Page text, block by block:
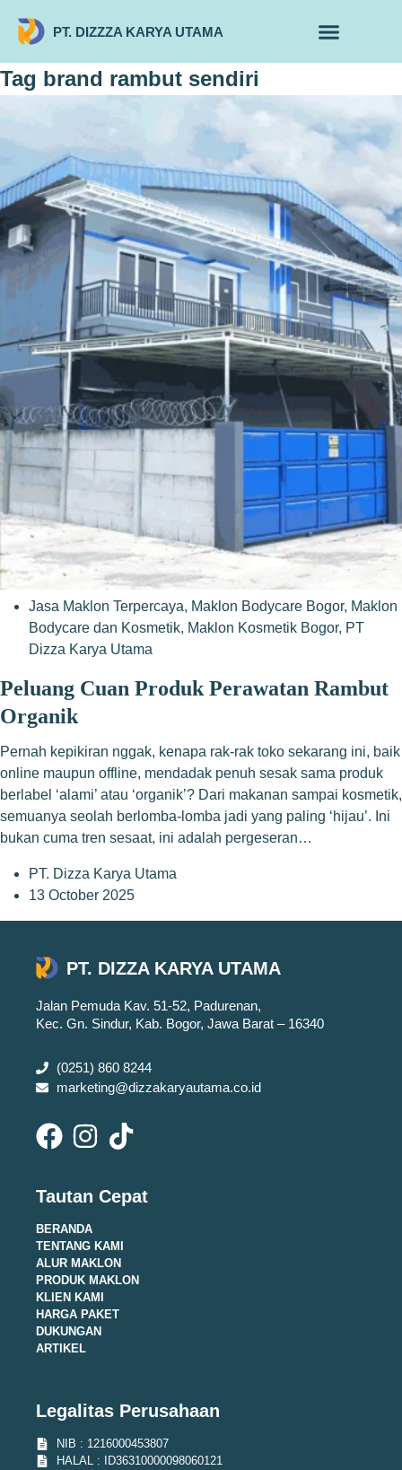
PT. DIZZZA KARYA UTAMA
Tag brand rambut sendiri
Jasa Maklon Terpercaya, Maklon Bodycare Bogor, Maklon
Bodycare dan Kosmetik, Maklon Kosmetik Bogor, PT
Dizza Karya Utama
Peluang Cuan Produk Perawatan Rambut
Organik
Pernah kepikiran nggak, kenapa rak-rak toko sekarang ini, baik
online maupun offline, mendadak penuh sesak sama produk
berlabel ‘alami’ atau ‘organik’? Dari makanan sampai kosmetik,
semuanya seolah berlomba-lomba jadi yang paling ‘hijau’. Ini
bukan cuma tren sesaat, ini adalah pergeseran…
PT. Dizza Karya Utama
13 October 2025
PT. DIZZA KARYA UTAMA
Jalan Pemuda Kav. 51-52, Padurenan,
Kec. Gn. Sindur, Kab. Bogor, Jawa Barat – 16340
(0251) 860 8244
marketing@dizzakaryautama.co.id
Tautan Cepat
BERANDA
TENTANG KAMI
ALUR MAKLON
PRODUK MAKLON
KLIEN KAMI
HARGA PAKET
DUKUNGAN
ARTIKEL
Legalitas Perusahaan
NIB : 1216000453807
HALAL : ID36310000098060121